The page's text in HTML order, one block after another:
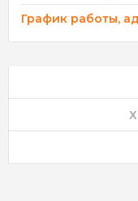
График работы,